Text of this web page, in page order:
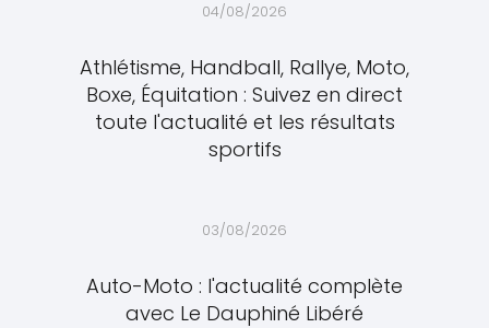
04/08/2026
Athlétisme, Handball, Rallye, Moto,
Boxe, Équitation : Suivez en direct
toute l'actualité et les résultats
sportifs
03/08/2026
Auto-Moto : l'actualité complète
avec Le Dauphiné Libéré